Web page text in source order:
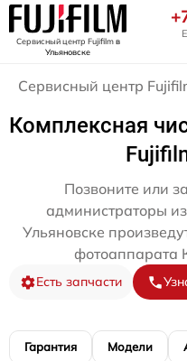
Сервисный центр Fujifilmв
Ульяновске
Сервисный центр
Комплексная
Позвоните или
администраторы
Ульяновске
фотоаппарата
Есть запчасти
Гарантия Модели